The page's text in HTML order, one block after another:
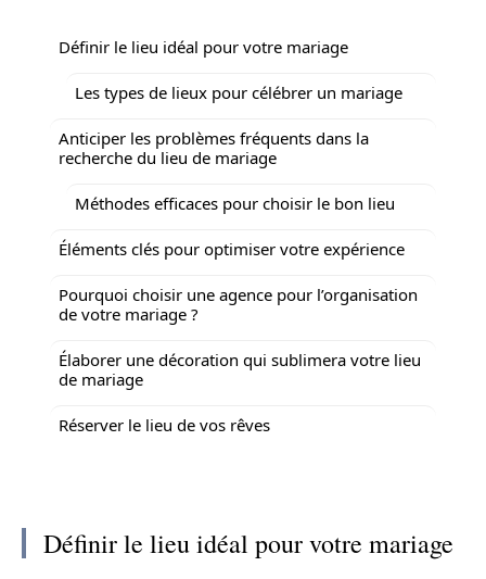
Définir le lieu idéal pour votre mariage
Les types de lieux pour célébrer un mariage
Anticiper les problèmes fréquents dans la
recherche du lieu de mariage
Méthodes efficaces pour choisir le bon lieu
Éléments clés pour optimiser votre expérience
Pourquoi choisir une agence pour l’organisation
de votre mariage ?
Élaborer une décoration qui sublimera votre lieu
de mariage
Réserver le lieu de vos rêves
Définir le lieu idéal pour votre mariage